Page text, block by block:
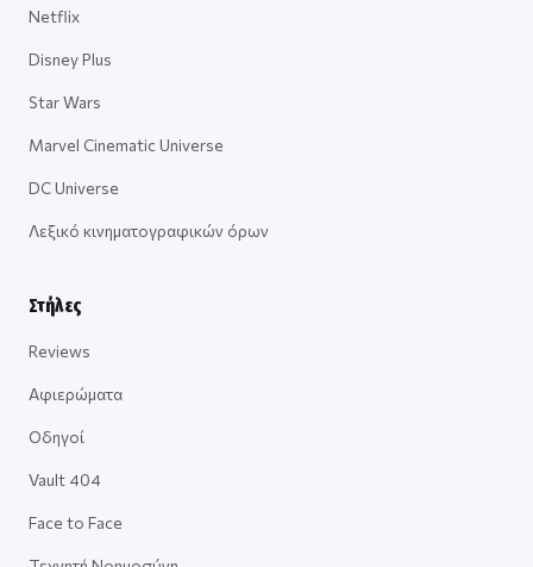
Netflix
Disney Plus
Star Wars
Marvel Cinematic Universe
DC Universe
Λεξικό κινηματογραφικών όρων
Στήλες
Reviews
Αφιερώματα
Οδηγοί
Vault 404
Face to Face